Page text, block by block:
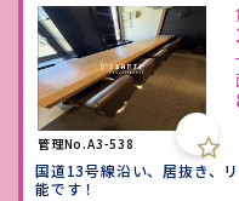
管理No.A3-538
国道13号線沿い、居抜き、
能です！